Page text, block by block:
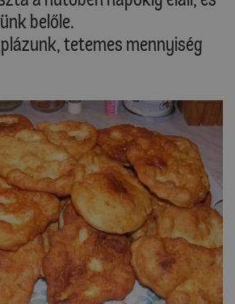
belőle.
tetemes mennyiség